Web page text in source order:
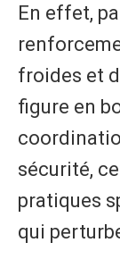
En effet,
froides et
figure en
sécurité,
pratiques
qui